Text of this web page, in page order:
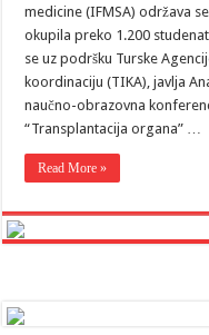
medicine (IFMSA) održava
okupila preko 1.200
se uz podršku Turske
koordinaciju (TIKA), javlja
naučno-obrazovna
“Transplantacija organa” …
Read More »